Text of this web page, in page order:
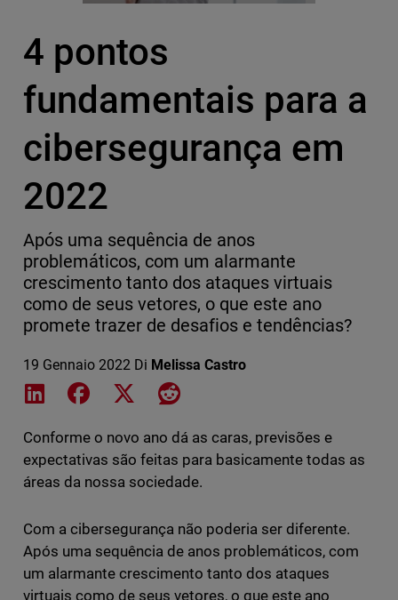
4 pontos
fundamentais para a
cibersegurança em
2022
Após uma sequência de anos
problemáticos, com um alarmante
crescimento tanto dos ataques virtuais
como de seus vetores, o que este ano
promete trazer de desafios e tendências?
19 Gennaio 2022 Di Melissa Castro
Share on LinkedIn
Share on Facebook
Share on XShare on Reddit
Conforme o novo ano dá as caras, previsões e
expectativas são feitas para basicamente todas as
áreas da nossa sociedade.
Com a cibersegurança não poderia ser diferente.
Após uma sequência de anos problemáticos, com
um alarmante crescimento tanto dos ataques
virtuais como de seus vetores, o que este ano